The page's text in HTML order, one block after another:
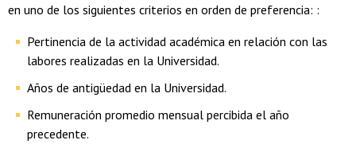
en uno de los siguientes criterios en orden de preferencia: :
Pertinencia de la actividad académica en relación con las
labores realizadas en la Universidad.
Años de antigüedad en la Universidad.
Remuneración promedio mensual percibida el año
precedente.